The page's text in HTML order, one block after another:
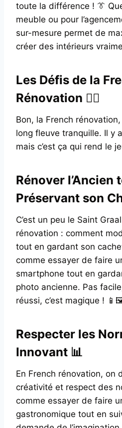
toute la différence ! 👔
meuble ou pour
sur-mesure permet de
créer des intérieurs
Les Défis de la
Rénovation 🏋️‍♂️
Bon, la French
long fleuve tranquille. Il y
mais c’est ça qui rend le
Rénover l’Ancien
Préservant son
C’est un peu le Saint
rénovation : comment
tout en gardant son
comme essayer de faire
smartphone tout en
photo ancienne. Pas
réussi, c’est magique !
Respecter les
Innovant 📊
En French rénovation, on
créativité et respect des
comme essayer de faire
gastronomique tout en